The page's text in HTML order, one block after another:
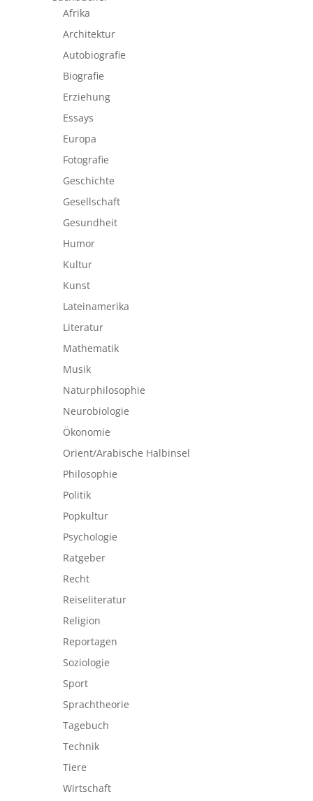
Afrika
Architektur
Autobiografie
Biografie
Erziehung
Essays
Europa
Fotografie
Geschichte
Gesellschaft
Gesundheit
Humor
Kultur
Kunst
Lateinamerika
Literatur
Mathematik
Musik
Naturphilosophie
Neurobiologie
Ökonomie
Orient/Arabische Halbinsel
Philosophie
Politik
Popkultur
Psychologie
Ratgeber
Recht
Reiseliteratur
Religion
Reportagen
Soziologie
Sport
Sprachtheorie
Tagebuch
Technik
Tiere
Wirtschaft